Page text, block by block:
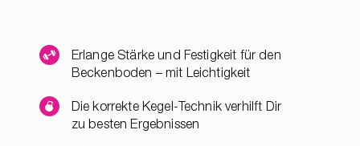
Erlange Stärke und Festigkeit für den
Beckenboden – mit Leichtigkeit
Die korrekte Kegel-Technik verhilft Dir
zu besten Ergebnissen